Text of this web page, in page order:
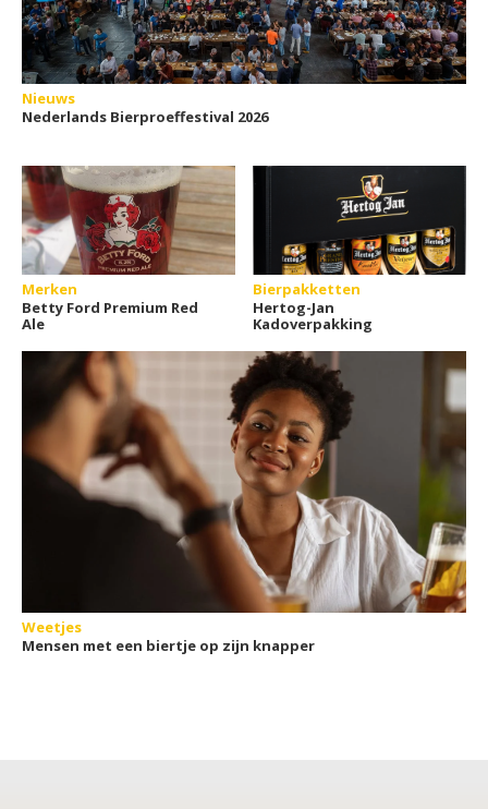
Nieuws
Nederlands Bierproeffestival 2026
Merken
Betty Ford Premium Red
Ale
Bierpakketten
Hertog-Jan
Kadoverpakking
Weetjes
Mensen met een biertje op zijn knapper